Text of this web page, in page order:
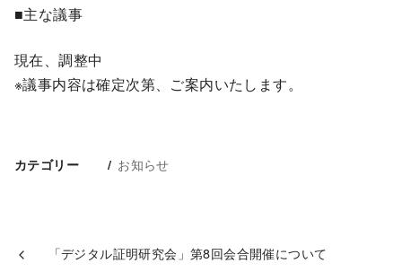
■主な議事
現在、調整中
※議事内容は確定次第、ご案内いたします。
カテゴリー お知らせ
「デジタル証明研究会」第8回会合開催について